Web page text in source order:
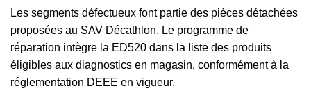
Les segments défectueux font partie des pièces détachées
proposées au SAV Décathlon. Le programme de
réparation intègre la ED520 dans la liste des produits
éligibles aux diagnostics en magasin, conformément à la
réglementation DEEE en vigueur.